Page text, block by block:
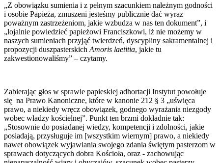
„Z obowiązku sumienia i z pełnym szacunkiem należnym godności
i osobie Papieża, zmuszeni jesteśmy publicznie dać wyraz
poważnym zastrzeżeniom, jakie wzbudza w nas ten dokument”, i
„lojalnie powiedzieć papieżowi Franciszkowi, iż nie możemy w
naszych sumieniach przyjąć twierdzeń, dyscypliny sakramentalnej i
propozycji duszpasterskich Amoris laetitia, jakie tu
zakwestionowaliśmy” – czytamy.
Zabierając głos w sprawie papieskiej adhortacji Instytut powołuje
się na Prawo Kanoniczne, które w kanonie 212 § 3 „uświęca
prawo, a niekiedy wręcz obowiązek, godnego wyrażania niezgody
wobec władzy kościelnej”. Punkt ten brzmi dokładnie tak:
„Stosownie do posiadanej wiedzy, kompetencji i zdolności, jakie
posiadają, przysługuje im [wszystkim wiernym] prawo, a niekiedy
nawet obowiązek wyjawiania swojego zdania świętym pasterzom w
sprawach dotyczących dobra Kościoła, oraz - zachowując